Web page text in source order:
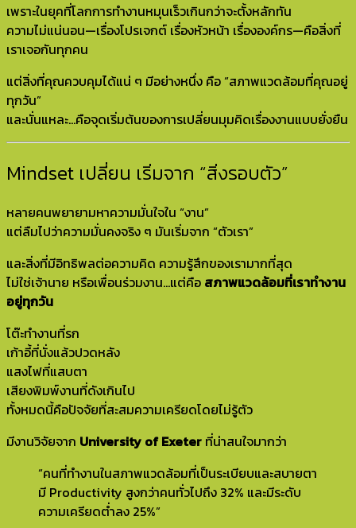
เพราะในยุคที่โลกการทำงานหมุนเร็วเกินกว่าจะตั้งหลักทัน
ความไม่แน่นอน—เรื่องโปรเจกต์ เรื่องหัวหน้า เรื่ององค์กร—คือสิ่งที่
เราเจอกันทุกคน
แต่สิ่งที่คุณควบคุมได้แน่ ๆ มีอย่างหนึ่ง คือ “สภาพแวดล้อมที่คุณอยู่
ทุกวัน”
และนั่นแหละ…คือจุดเริ่มต้นของการเปลี่ยนมุมคิดเรื่องงานแบบยั่งยืน
Mindset เปลี่ยน เริ่มจาก “สิ่งรอบตัว”
หลายคนพยายามหาความมั่นใจใน “งาน”
แต่ลืมไปว่าความมั่นคงจริง ๆ มันเริ่มจาก “ตัวเรา”
และสิ่งที่มีอิทธิพลต่อความคิด ความรู้สึกของเรามากที่สุด
ไม่ใช่เจ้านาย หรือเพื่อนร่วมงาน…แต่คือ สภาพแวดล้อมที่เราทำงาน
อยู่ทุกวัน
โต๊ะทำงานที่รก
เก้าอี้ที่นั่งแล้วปวดหลัง
แสงไฟที่แสบตา
เสียงพิมพ์งานที่ดังเกินไป
ทั้งหมดนี้คือปัจจัยที่สะสมความเครียดโดยไม่รู้ตัว
มีงานวิจัยจาก University of Exeter ที่น่าสนใจมากว่า
“คนที่ทำงานในสภาพแวดล้อมที่เป็นระเบียบและสบายตา
มี Productivity สูงกว่าคนทั่วไปถึง 32% และมีระดับ
ความเครียดต่ำลง 25%”